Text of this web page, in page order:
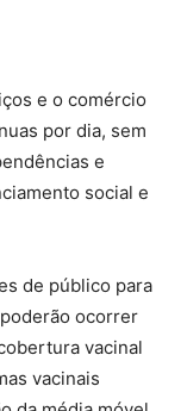
e o comércio
por dia, sem
e
social e
de público para
ocorrer
vacinal
vacinais